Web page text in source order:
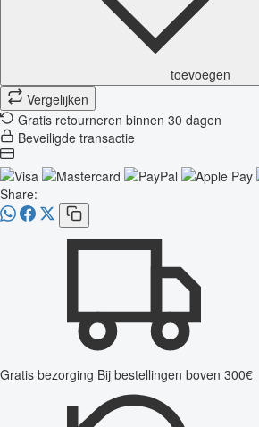
toevoegen
Vergelijken
Gratis retourneren binnen 30 dagen
Beveiligde transactie
Share:
Gratis bezorging Bij bestellingen boven 300€